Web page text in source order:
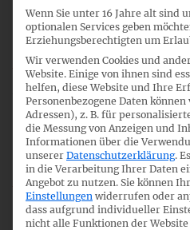
12:30
nicht öffentlich
Wenn Sie unter 16 Jahre alt sind
optionalen Services geben
Erziehungsberechtigten um
Wir verwenden Cookies und
Website. Einige von ihnen sind
helfen, diese Website und Ihre
Personenbezogene Daten
Adressen), z. B. für
die Messung von Anzeigen und
Informationen über die
unserer Datenschutzerklärung.
in die Verarbeitung Ihrer Daten
Angebot zu nutzen. Sie können
Einstellungen widerrufen oder
dass aufgrund individueller
nicht alle Funktionen der